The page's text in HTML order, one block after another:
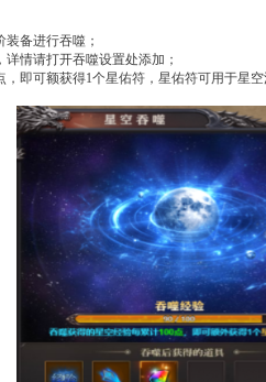
备进行吞噬；
情请打开吞噬设置处添加；
，即可额获得1个星佑符，星佑符可用于星